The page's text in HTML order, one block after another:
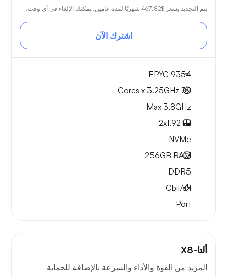
يتم التجديد بسعر $467.82 شهريًا لمدة عامين. يمكنك الإلغاء في أي وقت.
اشترك الآن
EPYC 9354
32 Cores x 3.25GHz
Max 3.8GHz
2x1.92TB
NVMe
256GB RAM
DDR5
1
Gbit/s
Port
ألتا-X8
المزيد من القوة والأداء والسرعة بالإضافة للحماية